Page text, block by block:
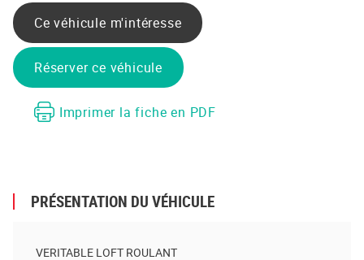
Ce véhicule m'intéresse
Réserver ce véhicule
Imprimer la fiche en PDF
PRÉSENTATION DU VÉHICULE
VERITABLE LOFT ROULANT